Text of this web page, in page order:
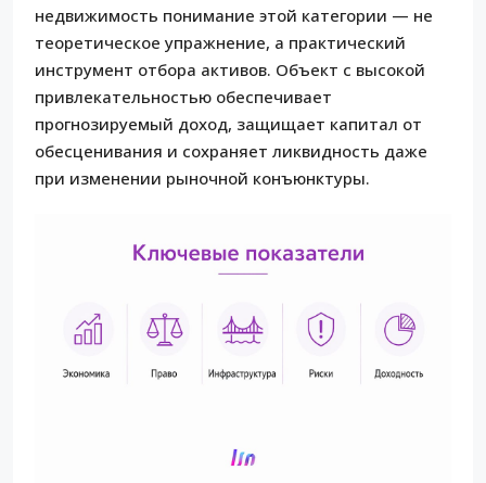
недвижимость понимание этой категории — не
теоретическое упражнение, а практический
инструмент отбора активов. Объект с высокой
привлекательностью обеспечивает
прогнозируемый доход, защищает капитал от
обесценивания и сохраняет ликвидность даже
при изменении рыночной конъюнктуры.